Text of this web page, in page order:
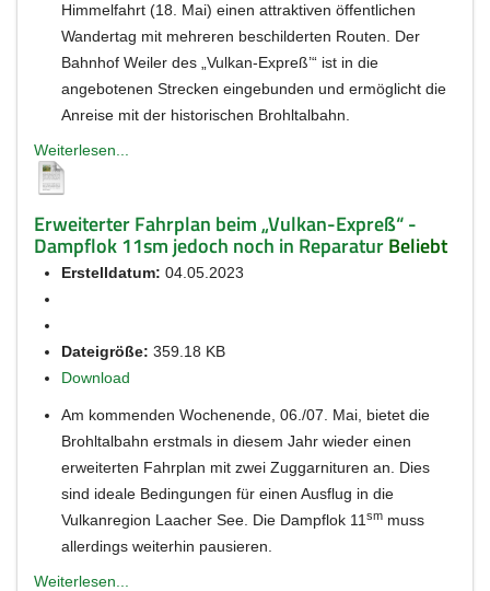
Himmelfahrt (18. Mai) einen attraktiven öffentlichen
Wandertag mit mehreren beschilderten Routen. Der
Bahnhof Weiler des „Vulkan-Expreß’“ ist in die
angebotenen Strecken eingebunden und ermöglicht die
Anreise mit der historischen Brohltalbahn.
Weiterlesen...
Erweiterter Fahrplan beim „Vulkan-Expreß“ -
Dampflok 11sm jedoch noch in ReparaturBeliebt
Erstelldatum: 04.05.2023
Dateigröße: 359.18 KB
Download
Am kommenden Wochenende, 06./07. Mai, bietet die
Brohltalbahn erstmals in diesem Jahr wieder einen
erweiterten Fahrplan mit zwei Zuggarnituren an. Dies
sind ideale Bedingungen für einen Ausflug in die
Vulkanregion Laacher See. Die Dampflok 11 sm muss
allerdings weiterhin pausieren.
Weiterlesen...